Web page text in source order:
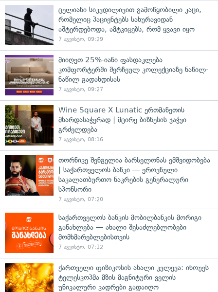
ცელიანი სიკვდილივით გამოწყობილი კაცი,
რომელიც პაციენტებს სახურავიდან
აშტერდებოდა, ამტკიცებს, რომ ყვავი იყო
7 აგვისტო, 09:29
მიიღეთ 25%-იანი ფასდაკლება
კომფორტერში შერჩეულ კოლექციაზე ნაწილ-
ნაწილ გადახდისას
7 აგვისტო, 09:27
Wine Square X Lunatic ერთმანეთის
მხარდასაჭერად | მცირე ბიზნესის ჯაჭვი
გრძელდება
7 აგვისტო, 08:16
თორნიკე შენგელია ბარსელონას ემშვიდობება
| საქართველოს ბანკი — ეროვნული
საკალათბურთო ნაკრების გენერალური
სპონსორი
7 აგვისტო, 07:20
საქართველოს ბანკის მობილბანკის მორიგი
განახლება — ახალი შესაძლებლობები
მომხმარებლებისთვის
7 აგვისტო, 07:12
ქართველი ფიზიკოსის ახალი კვლევა: ინოუეს
ტელესკოპმა მზის მაგნიტური ველის
უნიკალური კადრები გადაიღო